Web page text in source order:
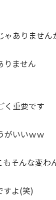
ありません
りません
く重要です
がいいｗｗ
そんな変わ
すよ(笑)